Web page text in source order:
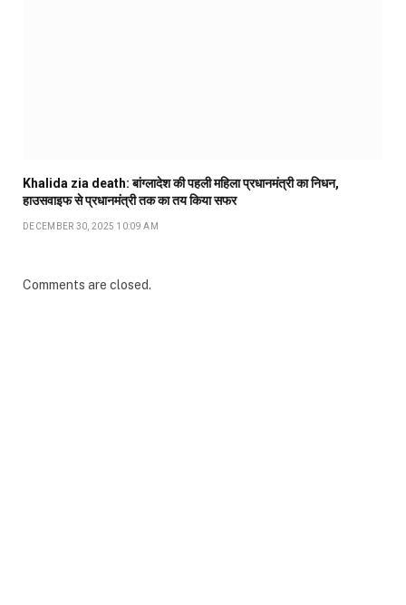
Khalida zia death: बांग्लादेश की पहली महिला प्रधानमंत्री का निधन,
हाउसवाइफ से प्रधानमंत्री तक का तय किया सफर
DECEMBER 30, 2025 10:09 AM
Comments are closed.